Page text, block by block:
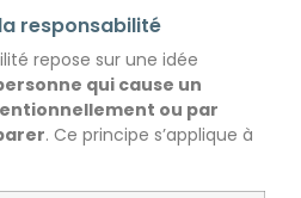
responsabilité
repose sur une idée
qui cause un
ou par
. Ce principe s’applique à